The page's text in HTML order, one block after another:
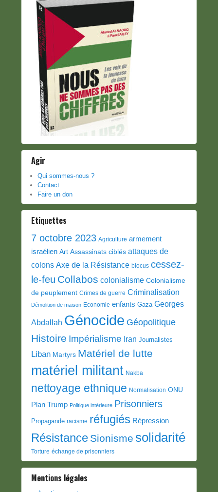
Agir
Qui sommes-nous ?
Contact
Faire un don
Etiquettes
7 octobre 2023 Agriculture armement
israélien Art Assassinats ciblés attaques de
colons Axe de la Résistance blocus cessez-
le-feu Collabos colonialisme Colonialisme
de peuplement Crimes de guerre Criminalisation
Démolition de maison Economie enfants Gaza Georges
Abdallah Génocide Géopolitique
Histoire Impérialisme Iran Journalistes
Liban Martyrs Matériel de lutte
matériel militant Nakba
nettoyage ethnique Normalisation ONU
Plan Trump Politique intérieure Prisonniers
Propagande racisme réfugiés Répression
Résistance Sionisme solidarité
Torture échange de prisonniers
Mentions légales